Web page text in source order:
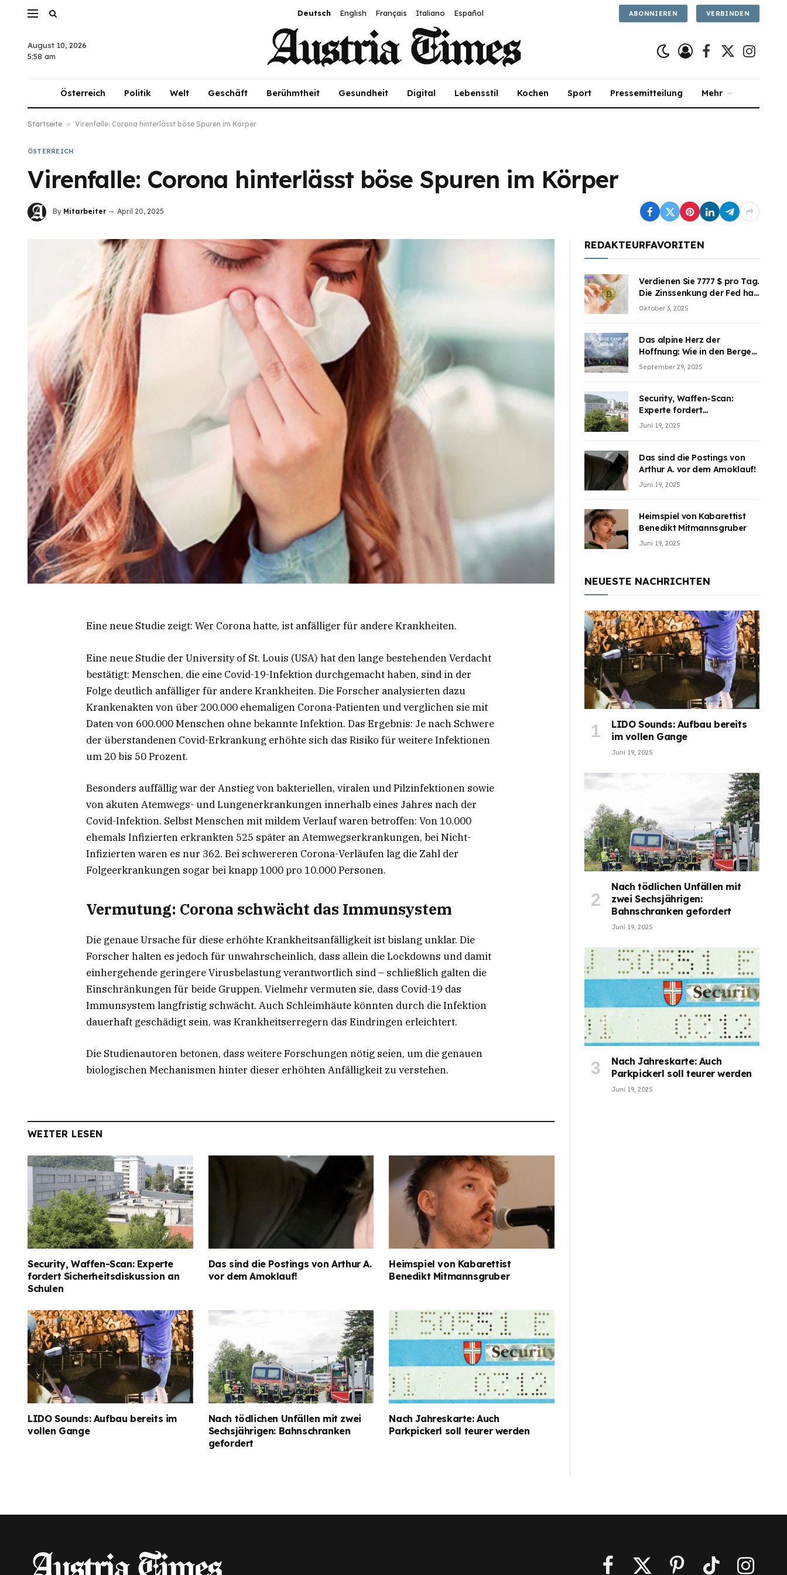
Deutsch English Français Italiano Español ABONNIEREN VERBINDEN
August 10, 2026
5:58 am
Facebook
X
Österreich Politik Welt Geschäft Berühmtheit Gesundheit Digital Lebensstil Kochen Sport Pressemitteilung Mehr
Startseite » Virenfalle: Corona hinterlässt böse Spuren im Körper
ÖSTERREICH
Virenfalle: Corona hinterlässt böse Spuren im Körper
By Mitarbeiter April 20, 2025
Eine neue Studie zeigt: Wer Corona hatte, ist anfälliger für andere Krankheiten.
Eine neue Studie der University of St. Louis (USA) hat den lange bestehenden Verdacht
bestätigt: Menschen, die eine Covid-19-Infektion durchgemacht haben, sind in der
Folge deutlich anfälliger für andere Krankheiten. Die Forscher analysierten dazu
Krankenakten von über 200.000 ehemaligen Corona-Patienten und verglichen sie mit
Daten von 600.000 Menschen ohne bekannte Infektion. Das Ergebnis: Je nach Schwere
der überstandenen Covid-Erkrankung erhöhte sich das Risiko für weitere Infektionen
um 20 bis 50 Prozent.
Besonders auffällig war der Anstieg von bakteriellen, viralen und Pilzinfektionen sowie
von akuten Atemwegs- und Lungenerkrankungen innerhalb eines Jahres nach der
Covid-Infektion. Selbst Menschen mit mildem Verlauf waren betroffen: Von 10.000
ehemals Infizierten erkrankten 525 später an Atemwegserkrankungen, bei Nicht-
Infizierten waren es nur 362. Bei schwereren Corona-Verläufen lag die Zahl der
Folgeerkrankungen sogar bei knapp 1000 pro 10.000 Personen.
Vermutung: Corona schwächt das Immunsystem
Die genaue Ursache für diese erhöhte Krankheitsanfälligkeit ist bislang unklar. Die
Forscher halten es jedoch für unwahrscheinlich, dass allein die Lockdowns und damit
einhergehende geringere Virusbelastung verantwortlich sind – schließlich galten die
Einschränkungen für beide Gruppen. Vielmehr vermuten sie, dass Covid-19 das
Immunsystem langfristig schwächt. Auch Schleimhäute könnten durch die Infektion
dauerhaft geschädigt sein, was Krankheitserregern das Eindringen erleichtert.
Die Studienautoren betonen, dass weitere Forschungen nötig seien, um die genauen
biologischen Mechanismen hinter dieser erhöhten Anfälligkeit zu verstehen.
WEITER LESEN
Security, Waffen-Scan: Experte
fordert Sicherheitsdiskussion an
Schulen
Das sind die Postings von Arthur A.
vor dem Amoklauf!
Heimspiel von Kabarettist
Benedikt Mitmannsgruber
LIDO Sounds: Aufbau bereits im
vollen Gange
Nach tödlichen Unfällen mit zwei
Sechsjährigen: Bahnschranken
gefordert
Nach Jahreskarte: Auch
Parkpickerl soll teurer werden
REDAKTEURFAVORITEN
Verdienen Sie 7777 $ pro Tag.
Die Zinssenkung der Fed hat
die Aufmerksamkeit des
teilzuhaben
Oktober 3, 2025
Das alpine Herz der
Hoffnung: Wie in den Bergen
Österreichs die unsichtbaren
September 29, 2025
Security, Waffen-Scan:
Experte fordert
Sicherheitsdiskussion an
Juni 19, 2025
Das sind die Postings von
Arthur A. vor dem Amoklauf!
Juni 19, 2025
Heimspiel von Kabarettist
Benedikt Mitmannsgruber
Juni 19, 2025
NEUESTE NACHRICHTEN
LIDO Sounds: Aufbau bereits
im vollen Gange
Juni 19, 2025
Nach tödlichen Unfällen mit
zwei Sechsjährigen:
Bahnschranken gefordert
Juni 19, 2025
Nach Jahreskarte: Auch
Parkpickerl soll teurer werden
Juni 19, 2025
Facebook
X PinterestTikTok Instagram